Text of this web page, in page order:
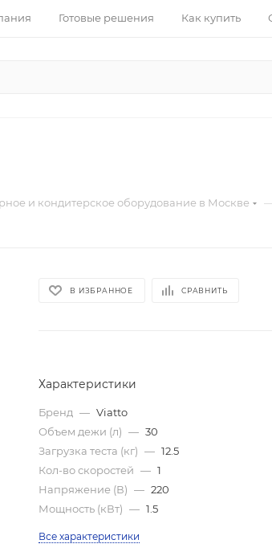
Готовые решения Как купить
и кондитерское оборудование в Москве
В ИЗБРАННОЕ СРАВНИТЬ
Характеристики
Бренд — Viatto
Объем дежи (л) — 30
Загрузка теста (кг) — 12.5
Кол-во скоростей — 1
Напряжение (В) — 220
Мощность (кВт) — 1.5
Все характеристики